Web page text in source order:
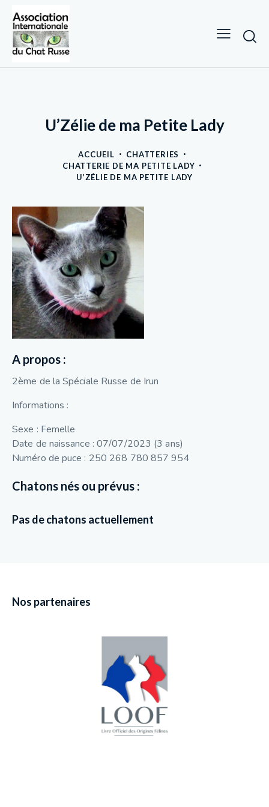
U’Zélie de ma Petite Lady
ACCUEIL
CHATTERIES
CHATTERIE DE MA PETITE LADY
U’ZÉLIE DE MA PETITE LADY
A propos :
2ème de la Spéciale Russe de Irun
Informations :
Sexe : Femelle
Date de naissance : 07/07/2023 (3 ans)
Numéro de puce : 250 268 780 857 954
Chatons nés ou prévus :
Pas de chatons actuellement
Nos partenaires